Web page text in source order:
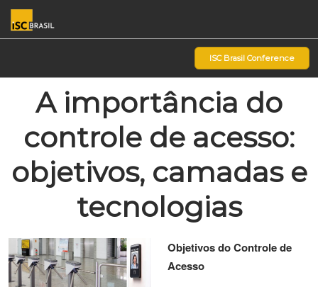
Pular
para
o
ISC Brasil Conference
A importância do
controle de acesso:
objetivos, camadas e
tecnologias
Objetivos do Controle de
Acesso